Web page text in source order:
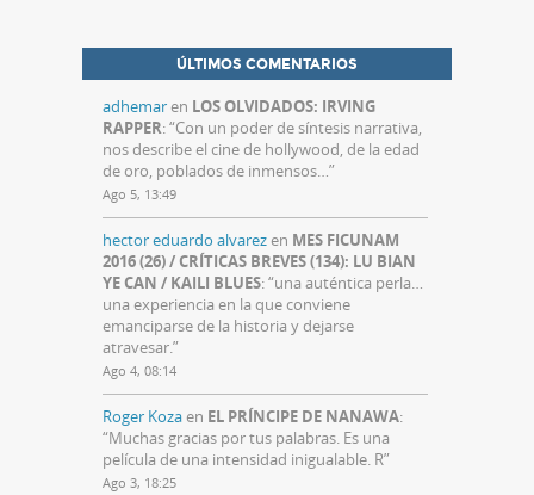
ÚLTIMOS COMENTARIOS
adhemaren LOS OLVIDADOS: IRVING
RAPPER: “Con un poder de síntesis narrativa,
nos describe el cine de hollywood, de la edad
de oro, poblados de inmensos…”
Ago 5, 13:49
hector eduardo alvarezen MES FICUNAM
2016 (26) / CRÍTICAS BREVES (134): LU BIAN
YE CAN / KAILI BLUES: “una auténtica perla…
una experiencia en la que conviene
emanciparse de la historia y dejarse
atravesar.”
Ago 4, 08:14
Roger Kozaen EL PRÍNCIPE DE NANAWA:
“Muchas gracias por tus palabras. Es una
película de una intensidad inigualable. R”
Ago 3, 18:25